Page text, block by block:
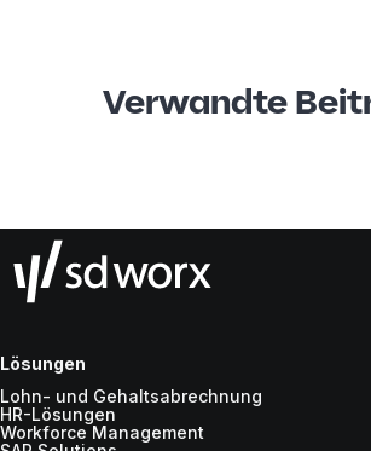
Verwandte
Lösungen
Lohn- und Gehaltsabrechnung
HR-Lösungen
Workforce Management